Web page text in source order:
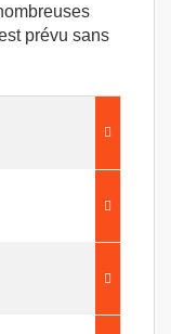
prévu sans